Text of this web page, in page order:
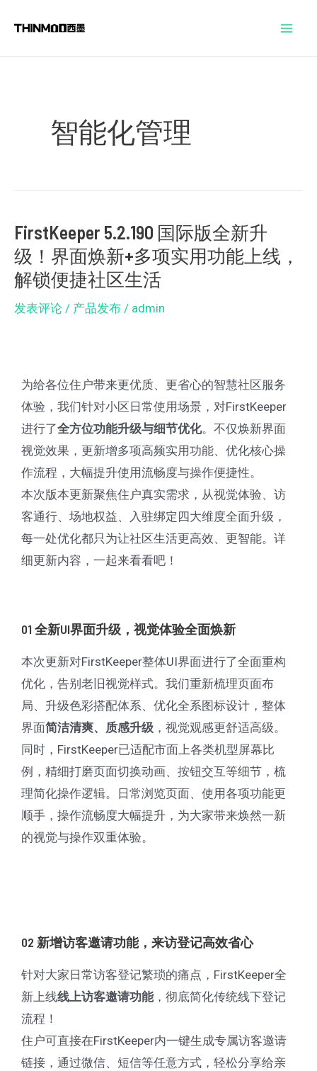
智能化管理
FirstKeeper 5.2.190 国际版全新升
级！界面焕新+多项实用功能上线，
解锁便捷社区生活
发表评论 / 产品发布 / admin
为给各位住户带来更优质、更省心的智慧社区服务
体验，我们针对小区日常使用场景，对FirstKeeper
进行了全方位功能升级与细节优化。不仅焕新界面
视觉效果，更新增多项高频实用功能、优化核心操
作流程，大幅提升使用流畅度与操作便捷性。
本次版本更新聚焦住户真实需求，从视觉体验、访
客通行、场地权益、入驻绑定四大维度全面升级，
每一处优化都只为让社区生活更高效、更智能。详
细更新内容，一起来看看吧！
01 全新UI界面升级，视觉体验全面焕新
本次更新对FirstKeeper整体UI界面进行了全面重构
优化，告别老旧视觉样式。我们重新梳理页面布
局、升级色彩搭配体系、优化全系图标设计，整体
界面简洁清爽、质感升级 ，视觉观感更舒适高级。
同时，FirstKeeper已适配市面上各类机型屏幕比
例，精细打磨页面切换动画、按钮交互等细节，梳
理简化操作逻辑。日常浏览页面、使用各项功能更
顺手，操作流畅度大幅提升，为大家带来焕然一新
的视觉与操作双重体验。
02 新增访客邀请功能，来访登记高效省心
针对大家日常访客登记繁琐的痛点，FirstKeeper全
新上线线上访客邀请功能，彻底简化传统线下登记
流程！
住户可直接在FirstKeeper内一键生成专属访客邀请
链接，通过微信、短信等任意方式，轻松分享给亲
FirstKeeper
5.2.190
国
版
升
级！
界
面
焕
新
+多
项
实
能
线，
解
锁
便
捷
社
区
生
活
pagination